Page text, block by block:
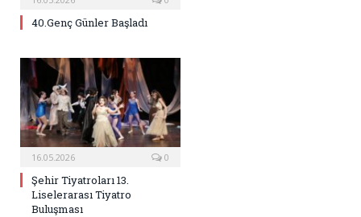
40.Genç Günler Başladı
16.05.2026 0
Şehir Tiyatroları 13.
Liselerarası Tiyatro
Buluşması